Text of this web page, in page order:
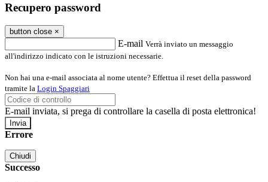
Recupero password
button close ×
E-mail Verrà inviato un messaggio
all'indirizzo indicato con le istruzioni necessarie.
Non hai una e-mail associata al nome utente? Effettua il reset della password
tramite la Login Spaggiari
E-mail inviata, si prega di controllare la casella di posta elettronica!
Errore
Chiudi
Successo